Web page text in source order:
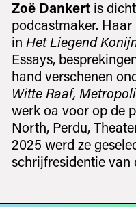
Zoë Dankertis
podcastmaker.
in Het Liegend
Essays,
hand verschenen
Witte Raaf,
werk oa voor op de
North, Perdu,
2025 werd ze
schrijfresidentie van